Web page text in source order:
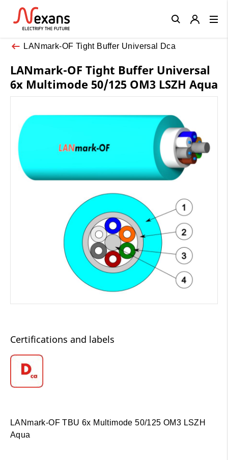
LANmark-OF Tight Buffer Universal Dca
LANmark-OF Tight Buffer Universal
6x Multimode 50/125 OM3 LSZH Aqua
Certifications and labels
LANmark-OF TBU 6x Multimode 50/125 OM3 LSZH
Aqua
Close